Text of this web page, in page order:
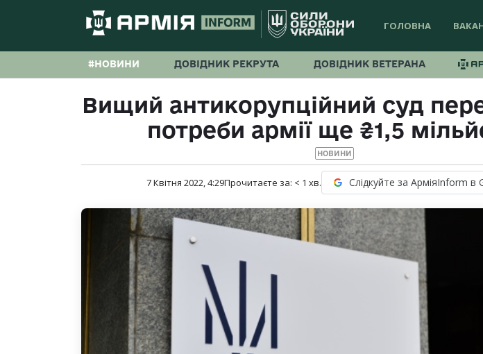
ГОЛОВНА
#НОВИНИ ДОВІДНИК РЕКРУТА ДОВІДНИК ВЕТЕРАНА
Вищий антикорупційний суд
потреби армії ще ₴1,5
НОВИНИ
7 Квітня 2022, 4:29Прочитаєте за: < 1 хв. Слідкуйте за АрміяInform в